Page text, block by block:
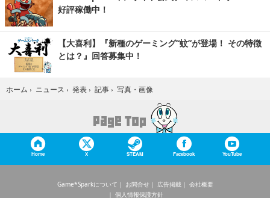
好評稼働中！
【大喜利】『新種のゲーミング“蚊”が登場！ その特徴
とは？』回答募集中！
ホーム › ニュース › 発表 › 記事 › 写真・画像
Home X STEAM Facebook YouTube
Game*Sparkについて お問合せ 広告掲載
会社概要
個人情報保護方針